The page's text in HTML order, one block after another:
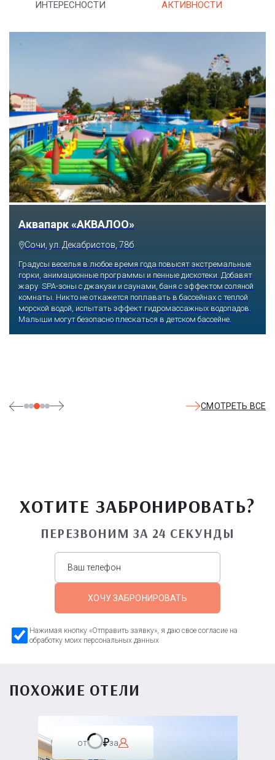
ИНТЕРЕСНОСТИ АКТИВНОСТИ
Тематический парк развлечений «Сочи
Парк»
Сочи, Олимпийский проспект, 21
Оказавшись здесь, словно попадаешь в сказку: встречаешь
любимых героев русского фольклора, получаешь возможность
сколько душе угодно кататься на аттракционах европейского
уровня. Гости участвуют в увлекательных квестах и творческих
СМОТРЕТЬ ВСЕ
ХОТИТЕ ЗАБРОНИРОВАТЬ?
ПЕРЕЗВОНИМ ЗА 24 СЕКУНДЫ
ХОЧУ ЗАБРОНИРОВАТЬ
Нажимая кнопку «Отправить заявку», я даю свое согласие на
обработку моих персональных данных
ПОХОЖИЕ ОТЕЛИ
от за